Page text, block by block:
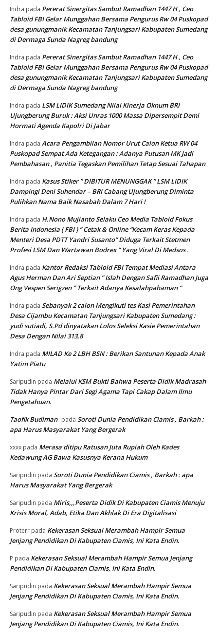
Indra pada Pererat Sinergitas Sambut Ramadhan 1447 H , Ceo
Tabloid FBI Gelar Munggahan Bersama Pengurus Rw 04 Puskopad
desa gunungmanik Kecamatan Tanjungsari Kabupaten Sumedang
di Dermaga Sunda Nagreg bandung
Indra pada Pererat Sinergitas Sambut Ramadhan 1447 H , Ceo
Tabloid FBI Gelar Munggahan Bersama Pengurus Rw 04 Puskopad
desa gunungmanik Kecamatan Tanjungsari Kabupaten Sumedang
di Dermaga Sunda Nagreg bandung
Indra pada LSM LIDIK Sumedang Nilai Kinerja Oknum BRI
Ujungberung Buruk : Aksi Unras 1000 Massa Dipersempit Demi
Hormati Agenda Kapolri Di Jabar
Indra pada Acara Pengambilan Nomor Urut Calon Ketua RW 04
Puskopad Sempat Ada Ketegangan : Adanya Putusan MK Jadi
Pembahasan , Panitia Tegaskan Pemilihan Tetap Sesuai Tahapan
Indra pada Kasus Stiker ” DIBITUR MENUNGGAK ” LSM LIDIK
Dampingi Deni Suhendar – BRI Cabang Ujungberung Diminta
Pulihkan Nama Baik Nasabah Dalam 7 Hari !
Indra pada H.Nono Mujianto Selaku Ceo Media Tabloid Fokus
Berita Indonesia ( FBI ) ” Cetak & Online “Kecam Keras Kepada
Menteri Desa PDTT Yandri Susanto” Diduga Terkait Stetmen
Profesi LSM Dan Wartawan Bodrex ” Yang Viral Di Medsos .
Indra pada Kantor Redaksi Tabloid FBI Tempat Mediasi Antara
Agus Herman Dan Ari Septian ” Islah Dengan Safii Ramadhan Juga
Ong Vespen Serigzen ” Terkait Adanya Kesalahpahaman “
Indra pada Sebanyak 2 calon Mengikuti tes Kasi Pemerintahan
Desa Cijambu Kecamatan Tanjungsari Kabupaten Sumedang :
yudi sutiadi, S.Pd dinyatakan Lolos Seleksi Kasie Pemerintahan
Desa Dengan Nilai 313,8
Indra pada MILAD Ke 2 LBH BSN : Berikan Santunan Kepada Anak
Yatim Piatu
Saripudin pada Melalui KSM Bukti Bahwa Peserta Didik Madrasah
Tidak Hanya Pintar Dari Segi Agama Tapi Cakap Dalam Ilmu
Pengetahuan.
Taofik Budiman pada Soroti Dunia Pendidikan Ciamis , Barkah :
apa Harus Masyarakat Yang Bergerak
xxxx pada Merasa ditipu Ratusan Juta Rupiah Oleh Kades
Kedawung AG Bawa Kasusnya Kerana Hukum
Saripudin pada Soroti Dunia Pendidikan Ciamis , Barkah : apa
Harus Masyarakat Yang Bergerak
Saripudin pada Miris,,,Peserta Didik Di Kabupaten Ciamis Menuju
Krisis Moral, Adab, Etika Dan Akhlak Di Era Digitalisasi
Proterr pada Kekerasan Seksual Merambah Hampir Semua
Jenjang Pendidikan Di Kabupaten Ciamis, Ini Kata Endin.
P pada Kekerasan Seksual Merambah Hampir Semua Jenjang
Pendidikan Di Kabupaten Ciamis, Ini Kata Endin.
Saripudin pada Kekerasan Seksual Merambah Hampir Semua
Jenjang Pendidikan Di Kabupaten Ciamis, Ini Kata Endin.
Saripudin pada Kekerasan Seksual Merambah Hampir Semua
Jenjang Pendidikan Di Kabupaten Ciamis, Ini Kata Endin.